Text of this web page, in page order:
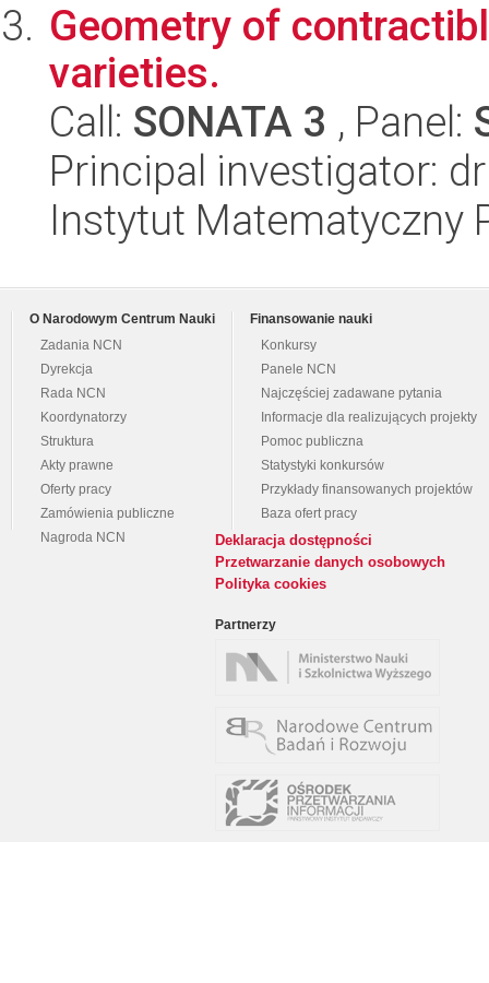
Geometry of
varieties.
Call: SONATA 3 , Panel:
Principal investigator:
Instytut Matematyczny
O Narodowym Centrum Nauki
Zadania NCN
Dyrekcja
Rada NCN
Koordynatorzy
Struktura
Akty prawne
Oferty pracy
Zamówienia publiczne
Nagroda NCN
Finansowanie nauki
Konkursy
Panele NCN
Najczęściej zadawane pytania
Informacje dla realizujących projekty
Pomoc publiczna
Statystyki konkursów
Przykłady finansowanych projektów
Baza ofert pracy
Deklaracja dostępności
Przetwarzanie danych osobowych
Polityka cookies
Partnerzy